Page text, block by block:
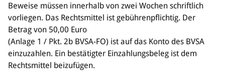
Info
Trainerwesen
Bildungsnetzwerk
Schiedsrichterwesen
Beweise müssen innerhalb von zwei Wochen schriftlich
vorliegen. Das Rechtsmittel ist gebührenpflichtig. Der
Betrag von 50,00 Euro
(Anlage 1 / Pkt. 2b BVSA-FO) ist auf das Konto des BVSA
einzuzahlen. Ein bestätigter Einzahlungsbeleg ist dem
Rechtsmittel beizufügen.